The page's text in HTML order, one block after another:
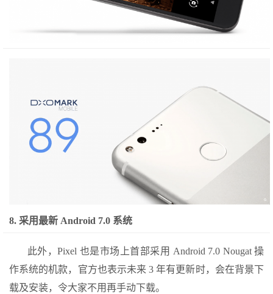
8. 采用最新 Android 7.0 系统
此外，Pixel 也是市场上首部采用 Android 7.0 Nougat 操
作系统的机款，官方也表示未来 3 年有更新时，会在背景下
载及安装，令大家不用再手动下载。